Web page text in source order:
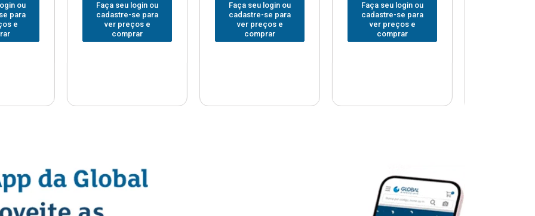
login ou
se para
e
Faça seu login ou
cadastre-se para
ver preços e
comprar
Faça seu login ou
cadastre-se para
ver preços e
comprar
Faça seu login ou
cadastre-se para
ver preços e
comprar